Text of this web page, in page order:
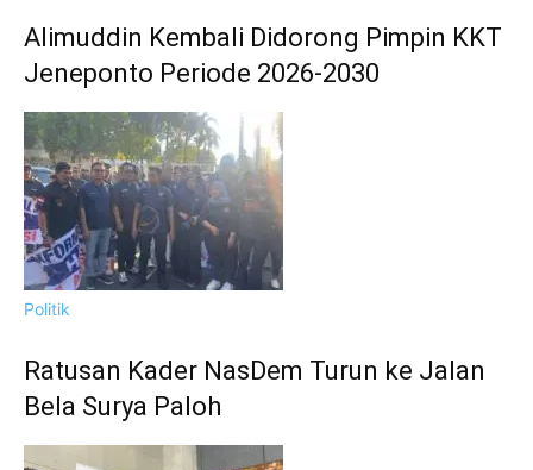
Alimuddin Kembali Didorong Pimpin KKT
Jeneponto Periode 2026-2030
Politik
Ratusan Kader NasDem Turun ke Jalan
Bela Surya Paloh